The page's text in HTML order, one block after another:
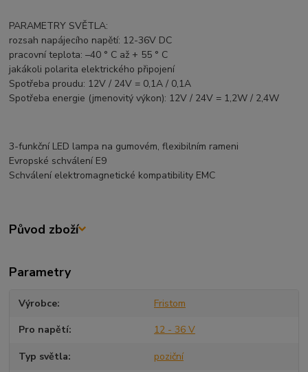
PARAMETRY SVĚTLA:
rozsah napájecího napětí: 12-36V DC
pracovní teplota: –40 ° C až + 55 ° C
jakákoli polarita elektrického připojení
Spotřeba proudu: 12V / 24V = 0,1A / 0,1A
Spotřeba energie (jmenovitý výkon): 12V / 24V = 1,2W / 2,4W
3-funkční LED lampa na gumovém, flexibilním rameni
Evropské schválení E9
Schválení elektromagnetické kompatibility EMC
Původ zboží
Parametry
Výrobce Fristom
Pro napětí 12 - 36 V
Typ světla poziční